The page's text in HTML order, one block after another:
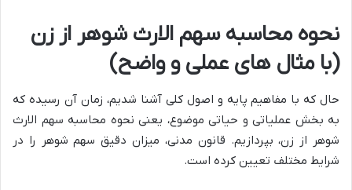
نحوه محاسبه سهم الارث شوهر از زن
(با مثال های عملی و واضح)
حال که با مفاهیم پایه و اصول کلی آشنا شدیم، زمان آن رسیده که
به بخش عملیاتی و حیاتی موضوع، یعنی نحوه محاسبه سهم الارث
شوهر از زن، بپردازیم. قانون مدنی، میزان دقیق سهم شوهر را در
شرایط مختلف تعیین کرده است.